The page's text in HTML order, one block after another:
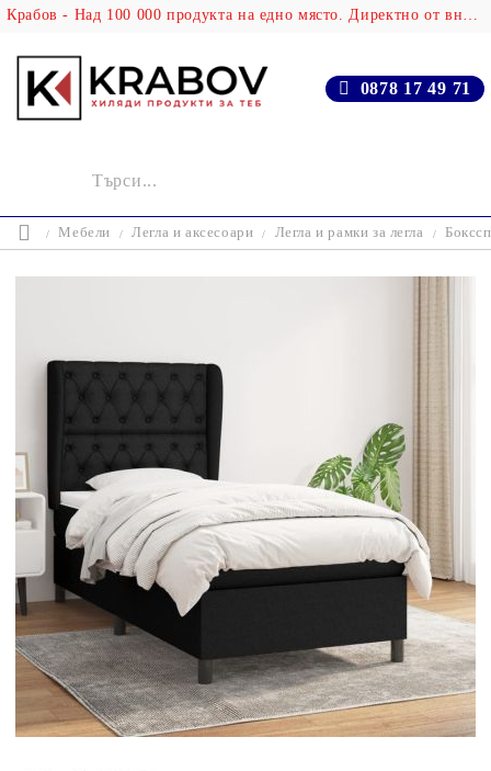
Крабов - Над 100 000 продукта на едно място. Директно от вносителя!
0878 17 49 71
Мебели Легла и аксесоари Легла и рамки за легла